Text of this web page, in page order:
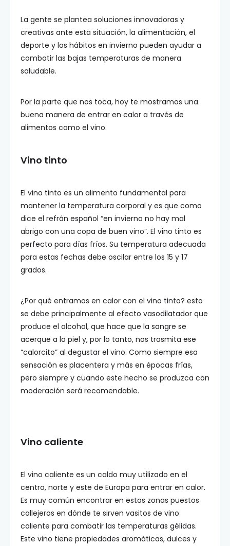
La gente se plantea soluciones innovadoras y
creativas ante esta situación, la alimentación, el
deporte y los hábitos en invierno pueden ayudar a
combatir las bajas temperaturas de manera
saludable.
Por la parte que nos toca, hoy te mostramos una
buena manera de entrar en calor a través de
alimentos como el vino.
Vino tinto
El vino tinto es un alimento fundamental para
mantener la temperatura corporal y es que como
dice el refrán español “en invierno no hay mal
abrigo con una copa de buen vino”. El vino tinto es
perfecto para días fríos. Su temperatura adecuada
para estas fechas debe oscilar entre los 15 y 17
grados.
¿Por qué entramos en calor con el vino tinto? esto
se debe principalmente al efecto vasodilatador que
produce el alcohol, que hace que la sangre se
acerque a la piel y, por lo tanto, nos trasmita ese
“calorcito” al degustar el vino. Como siempre esa
sensación es placentera y más en épocas frías,
pero siempre y cuando este hecho se produzca con
moderación será recomendable.
Vino caliente
El vino caliente es un caldo muy utilizado en el
centro, norte y este de Europa para entrar en calor.
Es muy común encontrar en estas zonas puestos
callejeros en dónde te sirven vasitos de vino
caliente para combatir las temperaturas gélidas.
Este vino tiene propiedades aromáticas, dulces y